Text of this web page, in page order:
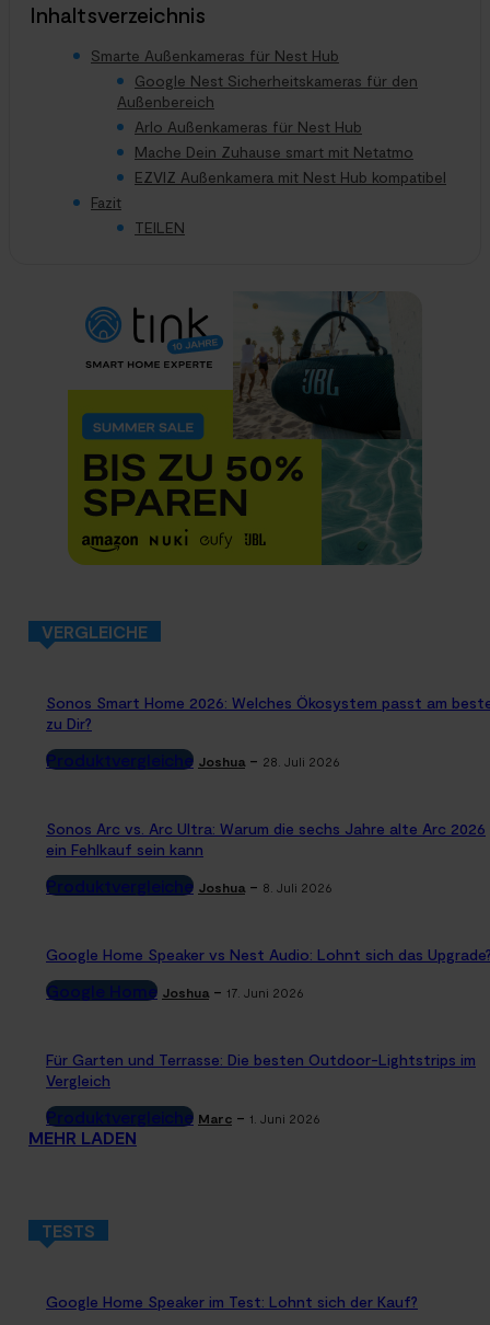
Inhaltsverzeichnis
Smarte Außenkameras für Nest Hub
Google Nest Sicherheitskameras für den
Außenbereich
Arlo Außenkameras für Nest Hub
Mache Dein Zuhause smart mit Netatmo
EZVIZ Außenkamera mit Nest Hub kompatibel
Fazit
TEILEN
VERGLEICHE
Sonos Smart Home 2026: Welches Ökosystem passt am
zu Dir?
Produktvergleiche Joshua - 28. Juli 2026
Sonos Arc vs. Arc Ultra: Warum die sechs Jahre alte Arc 2026
ein Fehlkauf sein kann
Produktvergleiche Joshua - 8. Juli 2026
Google Home Speaker vs Nest Audio: Lohnt sich das
Google Home Joshua - 17. Juni 2026
Für Garten und Terrasse: Die besten Outdoor-Lightstrips im
Vergleich
Produktvergleiche Marc - 1. Juni 2026
MEHR LADEN
TESTS
Google Home Speaker im Test: Lohnt sich der Kauf?